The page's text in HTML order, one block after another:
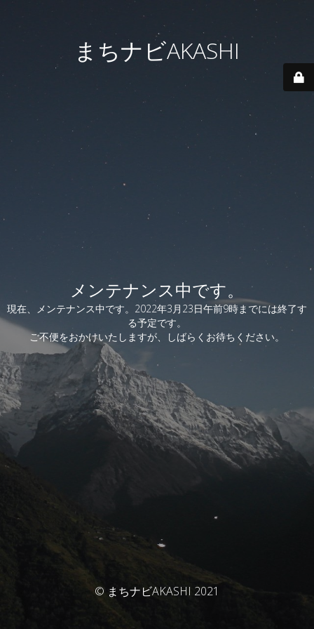
まちナビAKASHI
メンテナンス中です。
現在、メンテナンス中です。2022年3月23日午前9時までには終了す
る予定です。
ご不便をおかけいたしますが、しばらくお待ちください。
© まちナビAKASHI 2021